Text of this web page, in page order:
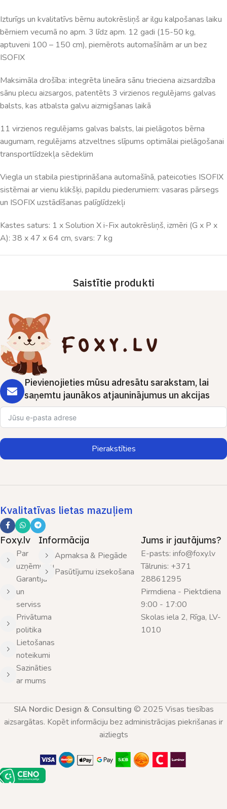
Izturīgs un kvalitatīvs bērnu autokrēsliņš ar ilgu kalpošanas laiku
bērniem vecumā no apm. 3 līdz apm. 12 gadi (15-50 kg,
aptuveni 100 – 150 cm), piemērots automašīnām ar un bez
ISOFIX
Maksimāla drošība: integrēta lineāra sānu trieciena aizsardzība
sānu plecu aizsargos, patentēts 3 virzienos regulējams galvas
balsts, kas atbalsta galvu aizmigšanas laikā
11 virzienos regulējams galvas balsts, lai pielāgotos bērna
augumam, regulējams atzveltnes slīpums optimālai pielāgošanai
transportlīdzekļa sēdeklim
Viegla un stabila piestiprināšana automašīnā, pateicoties ISOFIX
sistēmai ar vienu klikšķi, papildu piederumiem: vasaras pārsegs
un ISOFIX uzstādīšanas palīglīdzekļi
Kastes saturs: 1 x Solution X i-Fix autokrēsliņš, izmēri (G x P x
A): 38 x 47 x 64 cm, svars: 7 kg
Saistītie produkti
Pievienojieties mūsu adresātu sarakstam, lai
saņemtu jaunākos atjauninājumus un akcijas
Pierakstīties
Kvalitatīvas lietas mazuļiem
Foxy.lv
Par
uzņēmumu
Garantija
un
serviss
Privātuma
politika
Lietošanas
noteikumi
Sazināties
ar mums
Informācija
Apmaksa & Piegāde
Pasūtījumu izsekošana
Jums ir jautājums?
E-pasts: info@foxy.lv
Tālrunis: +371
28861295
Pirmdiena - Piektdiena
9:00 - 17:00
Skolas iela 2, Rīga, LV-
1010
SIA Nordic Design & Consulting © 2025 Visas tiesības
aizsargātas. Kopēt informāciju bez administrācijas piekrišanas ir
aizliegts